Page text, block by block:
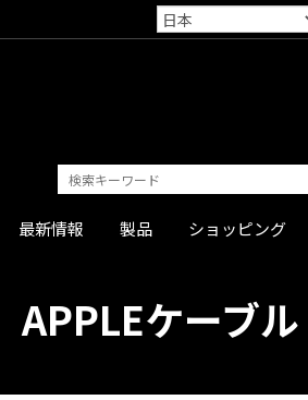
最新情報 製品 ショッピング
APPLEケーブル